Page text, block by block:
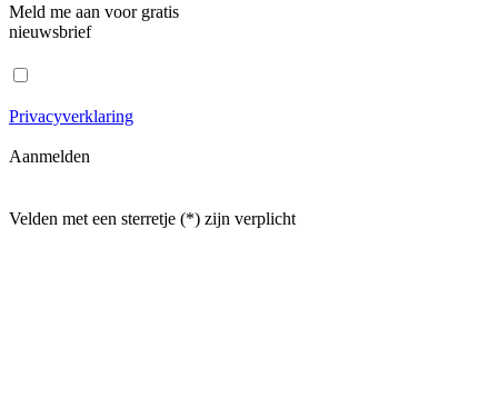
Meld me aan voor gratis
nieuwsbrief
Privacyverklaring
Aanmelden
Velden met een sterretje (*) zijn verplicht